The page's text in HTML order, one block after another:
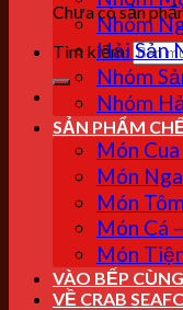
Chưa có sản
Tìm kiếm:
Nhóm
Hải Sản
Nhóm
Nhóm
SẢN PHẨM
Món
Món
Món Tôm
Món Cá
Món
VÀO BẾP
VỀ CRAB